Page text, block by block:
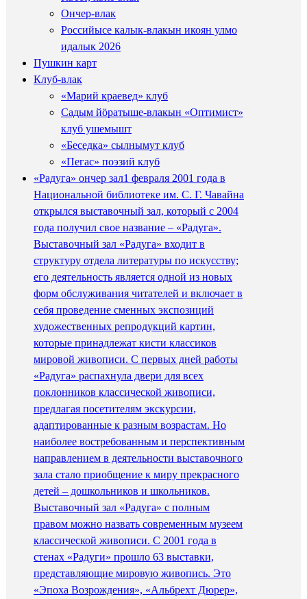
Ончер-влак
Российысе калык-влакын икоян улмо
идалык 2026
Пушкин карт
Клуб-влак
«Марий краевед» клуб
Садым йӧратыше-влакын «Оптимист»
клуб ушемышт
«Беседка» сылнымут клуб
«Пегас» поэзий клуб
«Радуга» ончер зал1 февраля 2001 года в
Национальной библиотеке им. С. Г. Чавайна
открылся выставочный зал, который с 2004
года получил свое название – «Радуга».
Выставочный зал «Радуга» входит в
структуру отдела литературы по искусству;
его деятельность является одной из новых
форм обслуживания читателей и включает в
себя проведение сменных экспозиций
художественных репродукций картин,
которые принадлежат кисти классиков
мировой живописи. С первых дней работы
«Радуга» распахнула двери для всех
поклонников классической живописи,
предлагая посетителям экскурсии,
адаптированные к разным возрастам. Но
наиболее востребованным и перспективным
направлением в деятельности выставочного
зала стало приобщение к миру прекрасного
детей – дошкольников и школьников.
Выставочный зал «Радуга» с полным
правом можно назвать современным музеем
классической живописи. С 2001 года в
стенах «Радуги» прошло 63 выставки,
представляющие мировую живопись. Это
«Эпоха Возрождения», «Альбрехт Дюрер»,